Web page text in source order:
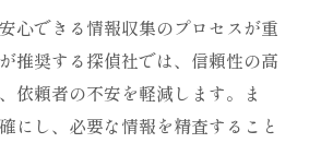
心できる情報収集のプロセスが重
推奨する探偵社では、信頼性の高
依頼者の不安を軽減します。ま
にし、必要な情報を精査すること